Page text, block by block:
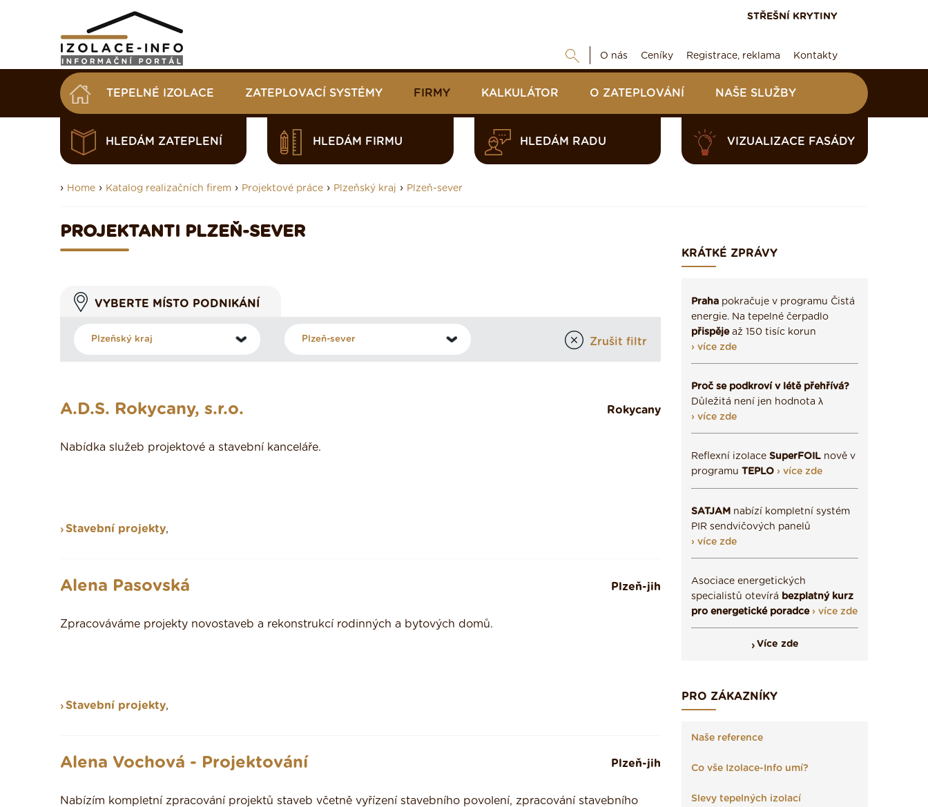
STŘEŠNÍ KRYTINY
O nás Ceníky Registrace, reklama Kontakty
TEPELNÉ IZOLACE ZATEPLOVACÍ SYSTÉMY FIRMY KALKULÁTOR O ZATEPLOVÁNÍ NAŠE SLUŽBY
HLEDÁM ZATEPLENÍ HLEDÁM FIRMU HLEDÁM RADU VIZUALIZACE FASÁDY
› Home › Katalog realizačních firem › Projektové práce › Plzeňský kraj › Plzeň-sever
PROJEKTANTI PLZEŇ-SEVER
VYBERTE MÍSTO PODNIKÁNÍ
Zrušit filtr
A.D.S. Rokycany, s.r.o. Rokycany
Nabídka služeb projektové a stavební kanceláře.
Stavební projekty,
Alena Pasovská Plzeň-jih
Zpracováváme projekty novostaveb a rekonstrukcí rodinných a bytových domů.
Stavební projekty,
Alena Vochová - Projektování Plzeň-jih
Nabízím kompletní zpracování projektů staveb včetně vyřízení stavebního povolení, zpracování stavebního
KRÁTKÉ ZPRÁVY
Praha pokračuje v programu Čistá
energie. Na tepelné čerpadlo
přispějeaž 150 tisíc korun
› více zde
Proč se podkroví v létě přehřívá?
Důležitá není jen hodnota λ
› více zde
Reflexní izolace SuperFOIL nově v
programu TEPLO › více zde
SATJAM nabízí kompletní systém
PIR sendvičových panelů
› více zde
Asociace energetických
specialistů otevírá bezplatný kurz
pro energetické poradce › více zde
Více zde
PRO ZÁKAZNÍKY
Naše reference
Co vše Izolace-Info umí?
Slevy tepelných izolací